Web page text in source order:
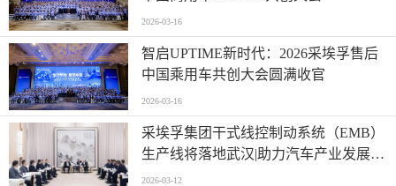
2026-03-16
智启UPTIME新时代：2026采埃孚售后
中国乘用车共创大会圆满收官
2026-03-16
采埃孚集团干式线控制动系统（EMB）
生产线将落地武汉|助力汽车产业发展提
质增效
2026-03-12